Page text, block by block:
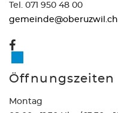
Tel. 071 950 48 00
gemeinde@oberuzwil.ch
Öffnungszeiten
Montag